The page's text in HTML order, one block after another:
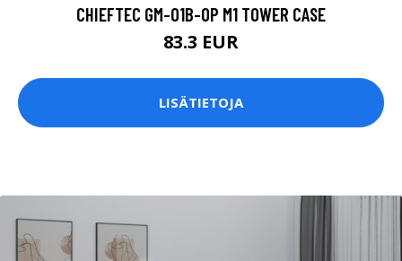
CHIEFTEC GM-01B-OP M1 TOWER CASE
83.3 EUR
LISÄTIETOJA